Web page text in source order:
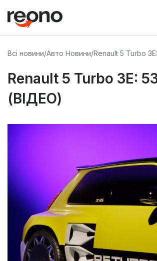
Всі новини/Авто Новини/Renault 5 Turbo
Renault 5 Turbo 3E:
(ВІДЕО)